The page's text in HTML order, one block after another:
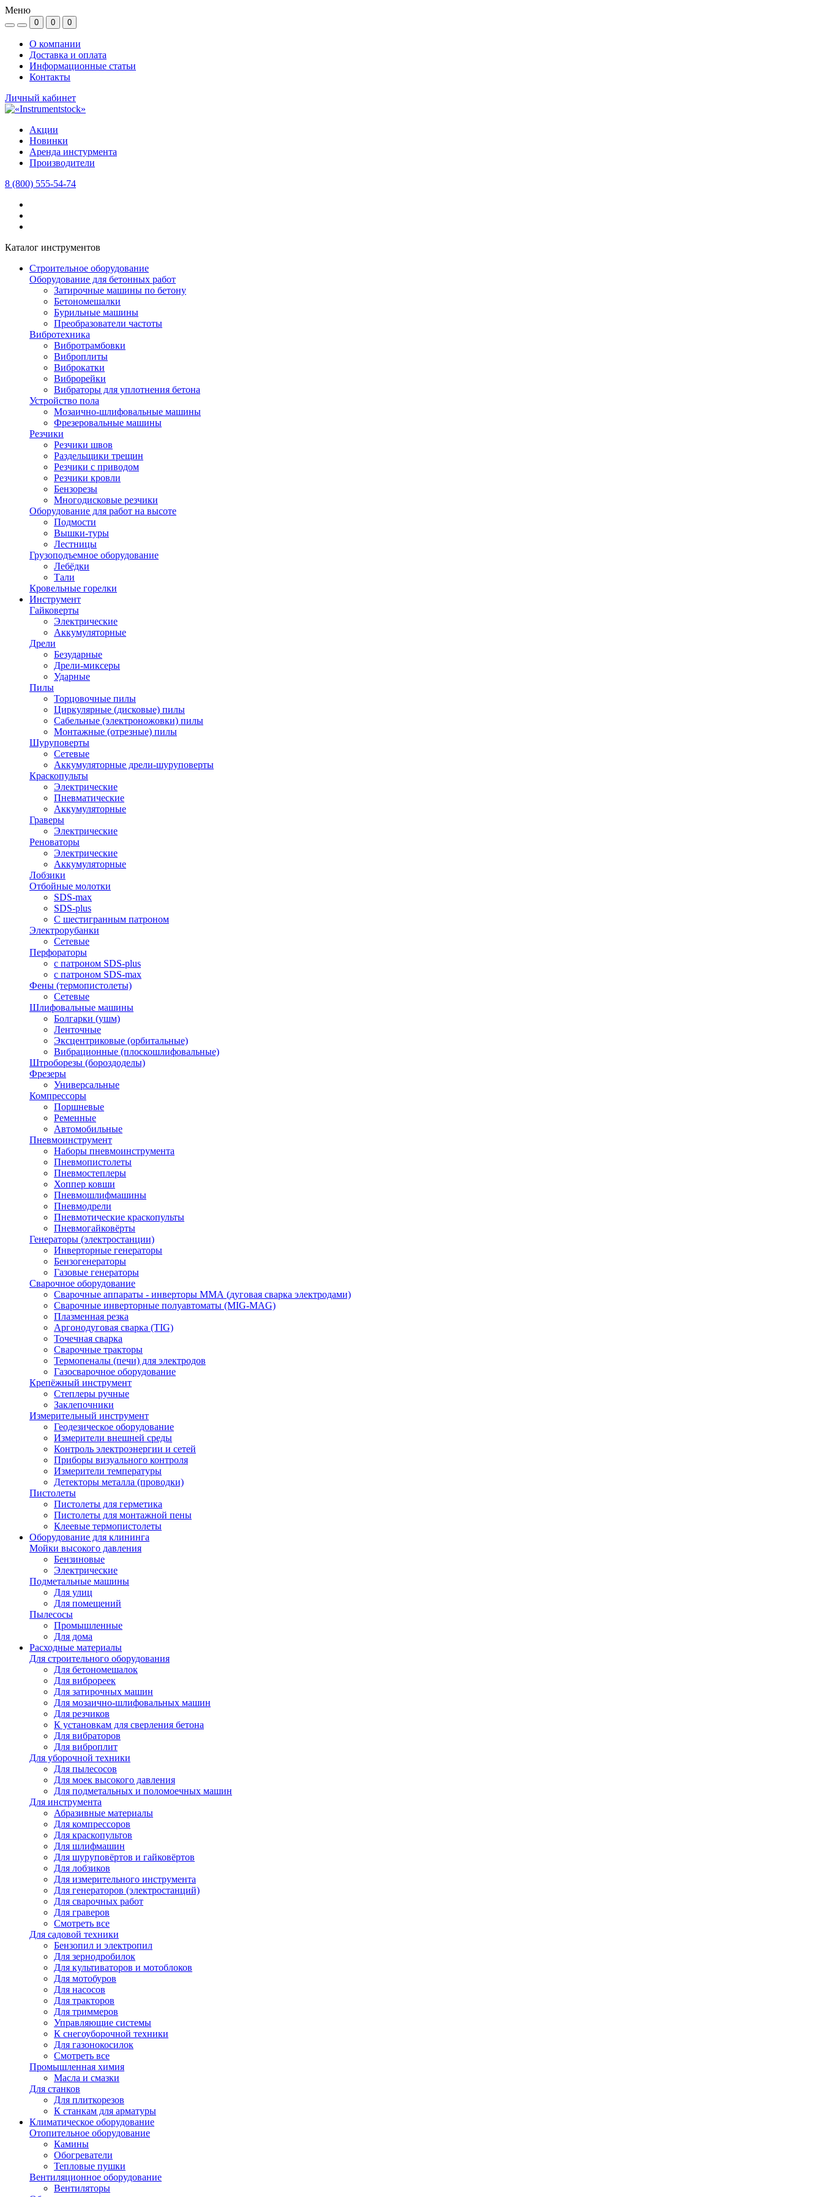
Меню
0 0 0
О компании
Доставка и оплата
Информационные статьи
Контакты
Личный кабинет
Акции
Новинки
Аренда инстурмента
Производители
8 (800) 555-54-74
Каталог инструментов
Строительное оборудование
Оборудование для бетонных работ
Затирочные машины по бетону
Бетономешалки
Бурильные машины
Преобразователи частоты
Вибротехника
Вибротрамбовки
Виброплиты
Виброкатки
Виброрейки
Вибраторы для уплотнения бетона
Устройство пола
Мозаично-шлифовальные машины
Фрезеровальные машины
Резчики
Резчики швов
Раздельщики трещин
Резчики с приводом
Резчики кровли
Бензорезы
Многодисковые резчики
Оборудование для работ на высоте
Подмости
Вышки-туры
Лестницы
Грузоподъемное оборудование
Лебёдки
Тали
Кровельные горелки
Инструмент
Гайковерты
Электрические
Аккумуляторные
Дрели
Безударные
Дрели-миксеры
Ударные
Пилы
Торцовочные пилы
Циркулярные (дисковые) пилы
Сабельные (электроножовки) пилы
Монтажные (отрезные) пилы
Шуруповерты
Сетевые
Аккумуляторные дрели-шуруповерты
Краскопульты
Электрические
Пневматические
Аккумуляторные
Граверы
Электрические
Реноваторы
Электрические
Аккумуляторные
Лобзики
Отбойные молотки
SDS-max
SDS-plus
С шестигранным патроном
Электрорубанки
Сетевые
Перфораторы
с патроном SDS-plus
с патроном SDS-max
Фены (термопистолеты)
Сетевые
Шлифовальные машины
Болгарки (ушм)
Ленточные
Эксцентриковые (орбитальные)
Вибрационные (плоскошлифовальные)
Штроборезы (бороздоделы)
Фрезеры
Универсальные
Компрессоры
Поршневые
Ременные
Автомобильные
Пневмоинструмент
Наборы пневмоинструмента
Пневмопистолеты
Пневмостеплеры
Хоппер ковши
Пневмошлифмашины
Пневмодрели
Пневмотические краскопульты
Пневмогайковёрты
Генераторы (электростанции)
Инверторные генераторы
Бензогенераторы
Газовые генераторы
Сварочное оборудование
Сварочные аппараты - инверторы ММА (дуговая сварка электродами)
Сварочные инверторные полуавтоматы (MIG-MAG)
Плазменная резка
Аргонодуговая сварка (TIG)
Точечная сварка
Сварочные тракторы
Термопеналы (печи) для электродов
Газосварочное оборудование
Крепёжный инструмент
Степлеры ручные
Заклепочники
Измерительный инструмент
Геодезическое оборудование
Измерители внешней среды
Контроль электроэнергии и сетей
Приборы визуального контроля
Измерители температуры
Детекторы металла (проводки)
Пистолеты
Пистолеты для герметика
Пистолеты для монтажной пены
Клеевые термопистолеты
Оборудование для клининга
Мойки высокого давления
Бензиновые
Электрические
Подметальные машины
Для улиц
Для помещений
Пылесосы
Промышленные
Для дома
Расходные материалы
Для строительного оборудования
Для бетономешалок
Для виброреек
Для затирочных машин
Для мозаично-шлифовальных машин
Для резчиков
К установкам для сверления бетона
Для вибраторов
Для виброплит
Для уборочной техники
Для пылесосов
Для моек высокого давления
Для подметальных и поломоечных машин
Для инструмента
Абразивные материалы
Для компрессоров
Для краскопультов
Для шлифмашин
Для шуруповёртов и гайковёртов
Для лобзиков
Для измерительного инструмента
Для генераторов (электростанций)
Для сварочных работ
Для граверов
Смотреть все
Для садовой техники
Бензопил и электропил
Для зернодробилок
Для культиваторов и мотоблоков
Для мотобуров
Для насосов
Для тракторов
Для триммеров
Управляющие системы
К снегоуборочной техники
Для газонокосилок
Смотреть все
Промышленная химия
Масла и смазки
Для станков
Для плиткорезов
К станкам для арматуры
Климатическое оборудование
Отопительное оборудование
Камины
Обогреватели
Тепловые пушки
Вентиляционное оборудование
Вентиляторы